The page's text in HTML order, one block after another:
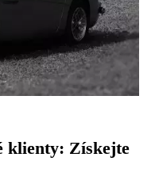
klienty: Získejte